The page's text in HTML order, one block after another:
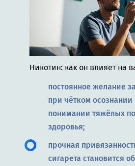
Никотин: как он влияет на
постоянное желание
при чётком осознании
понимании тяжёлых
здоровья;
прочная
сигарета становится